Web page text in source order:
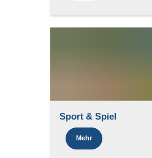
Sport & Spiel
Mehr